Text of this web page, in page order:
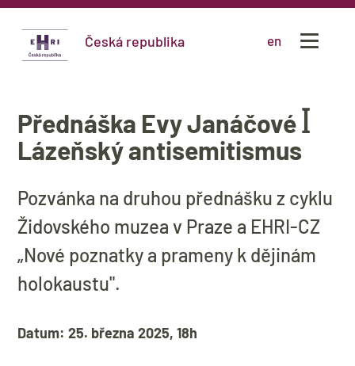
Česká republika en
Přednáška Evy Janáčové ꟾ
Lázeňský antisemitismus
Pozvánka na druhou přednášku z cyklu
Židovského muzea v Praze a EHRI-CZ
„Nové poznatky a prameny k dějinám
holokaustu".
Datum: 25. března 2025, 18h